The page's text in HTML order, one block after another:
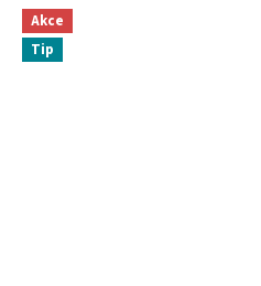
Akce
Tip